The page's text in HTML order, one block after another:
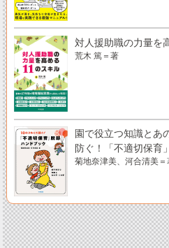
対人援助職の力量を
荒木 篤＝著
園で役立つ知識と
防ぐ！「不適切保育
菊地奈津美、河合清美＝